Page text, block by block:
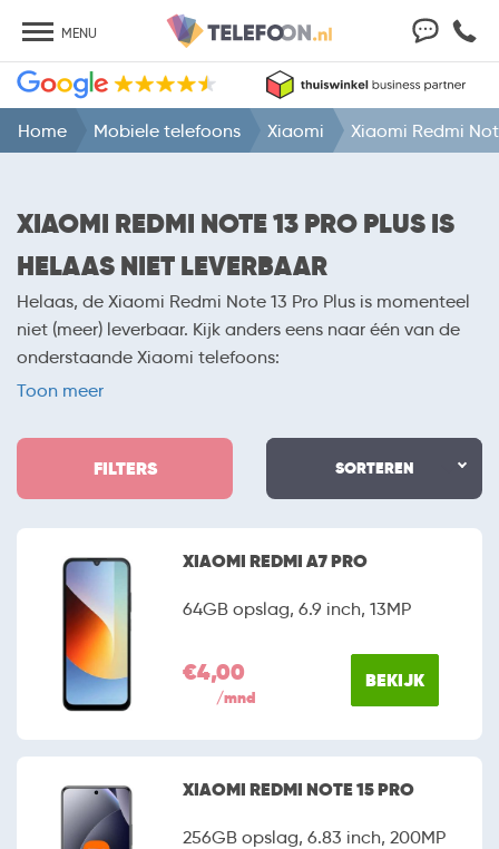
MENU
Home Mobiele telefoons Xiaomi Xiaomi Redmi
XIAOMI REDMI NOTE 13 PRO PLUS IS
HELAAS NIET LEVERBAAR
Helaas, de Xiaomi Redmi Note 13 Pro Plus is momenteel
niet (meer) leverbaar. Kijk anders eens naar één van de
onderstaande Xiaomi telefoons:
-Xiaomi Redmi A7 Pro met abonnement
-Xiaomi Redmi Note 15 met abonnement
Xiaomi Redmi Note 15 Pro Plus met abonnement
-Xiaomi 17 met abonnement
Toon meer
SORTEREN
FILTERS
XIAOMI REDMI A7 PRO
64GB opslag, 6.9 inch, 13MP
€4,00
/mnd
BEKIJK
XIAOMI REDMI NOTE 15 PRO
256GB opslag, 6.83 inch, 200MP